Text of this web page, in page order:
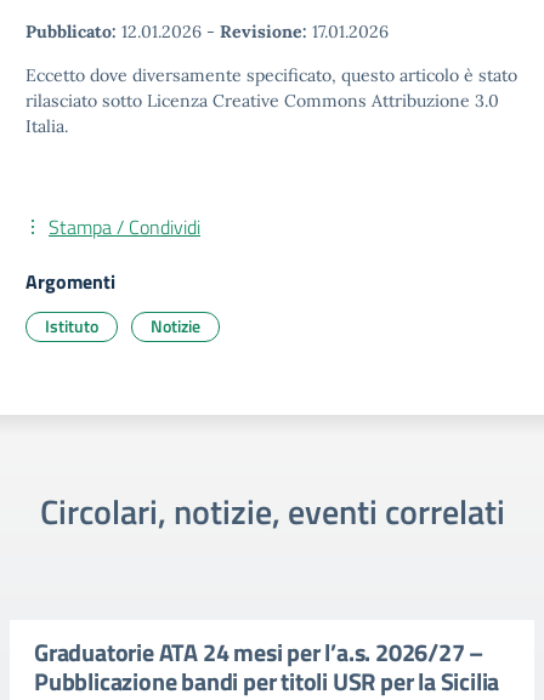
Pubblicato: 12.01.2026 - Revisione: 17.01.2026
Eccetto dove diversamente specificato, questo articolo è stato
rilasciato sotto Licenza Creative Commons Attribuzione 3.0
Italia.
Stampa / Condividi
Argomenti
Istituto Notizie
Circolari, notizie, eventi correlati
Graduatorie ATA 24 mesi per l’a.s. 2026/27 –
Pubblicazione bandi per titoli USR per la Sicilia